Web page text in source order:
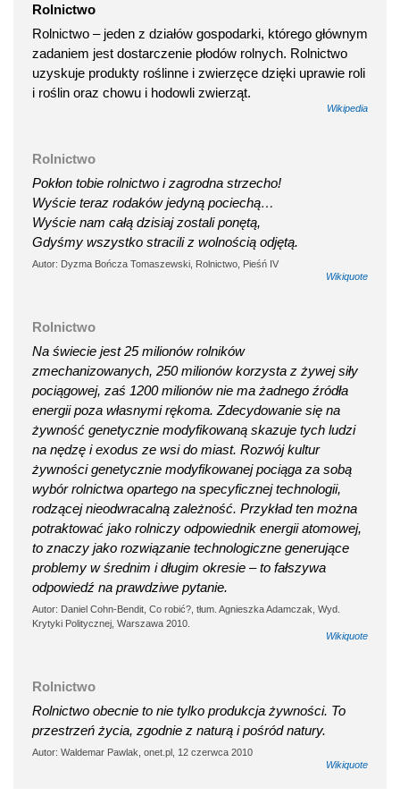
Rolnictwo
Rolnictwo – jeden z działów gospodarki, którego głównym
zadaniem jest dostarczenie płodów rolnych. Rolnictwo
uzyskuje produkty roślinne i zwierzęce dzięki uprawie roli
i roślin oraz chowu i hodowli zwierząt.
Wikipedia
Rolnictwo
Pokłon tobie rolnictwo i zagrodna strzecho!
Wyście teraz rodaków jedyną pociechą…
Wyście nam całą dzisiaj zostali ponętą,
Gdyśmy wszystko stracili z wolnością odjętą.
Autor: Dyzma Bończa Tomaszewski, Rolnictwo, Pieśń IV
Wikiquote
Rolnictwo
Na świecie jest 25 milionów rolników
zmechanizowanych, 250 milionów korzysta z żywej siły
pociągowej, zaś 1200 milionów nie ma żadnego źródła
energii poza własnymi rękoma. Zdecydowanie się na
żywność genetycznie modyfikowaną skazuje tych ludzi
na nędzę i exodus ze wsi do miast. Rozwój kultur
żywności genetycznie modyfikowanej pociąga za sobą
wybór rolnictwa opartego na specyficznej technologii,
rodzącej nieodwracalną zależność. Przykład ten można
potraktować jako rolniczy odpowiednik energii atomowej,
to znaczy jako rozwiązanie technologiczne generujące
problemy w średnim i długim okresie – to fałszywa
odpowiedź na prawdziwe pytanie.
Autor: Daniel Cohn-Bendit, Co robić?, tłum. Agnieszka Adamczak, Wyd.
Krytyki Politycznej, Warszawa 2010.
Wikiquote
Rolnictwo
Rolnictwo obecnie to nie tylko produkcja żywności. To
przestrzeń życia, zgodnie z naturą i pośród natury.
Autor: Waldemar Pawlak, onet.pl, 12 czerwca 2010
Wikiquote